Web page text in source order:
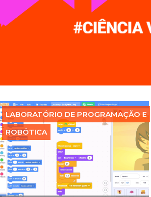
LABORATÓRIO DE PROGRAMAÇÃO E
ROBÓTICA